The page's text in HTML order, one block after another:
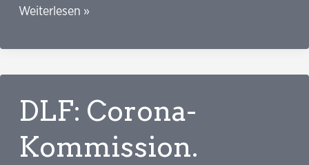
ZDF:
Untersuchungsausschuss.
Grüne
Linke
erhöhen
Druck
Weiterlesen »
DLF: Corona-
Kommission.